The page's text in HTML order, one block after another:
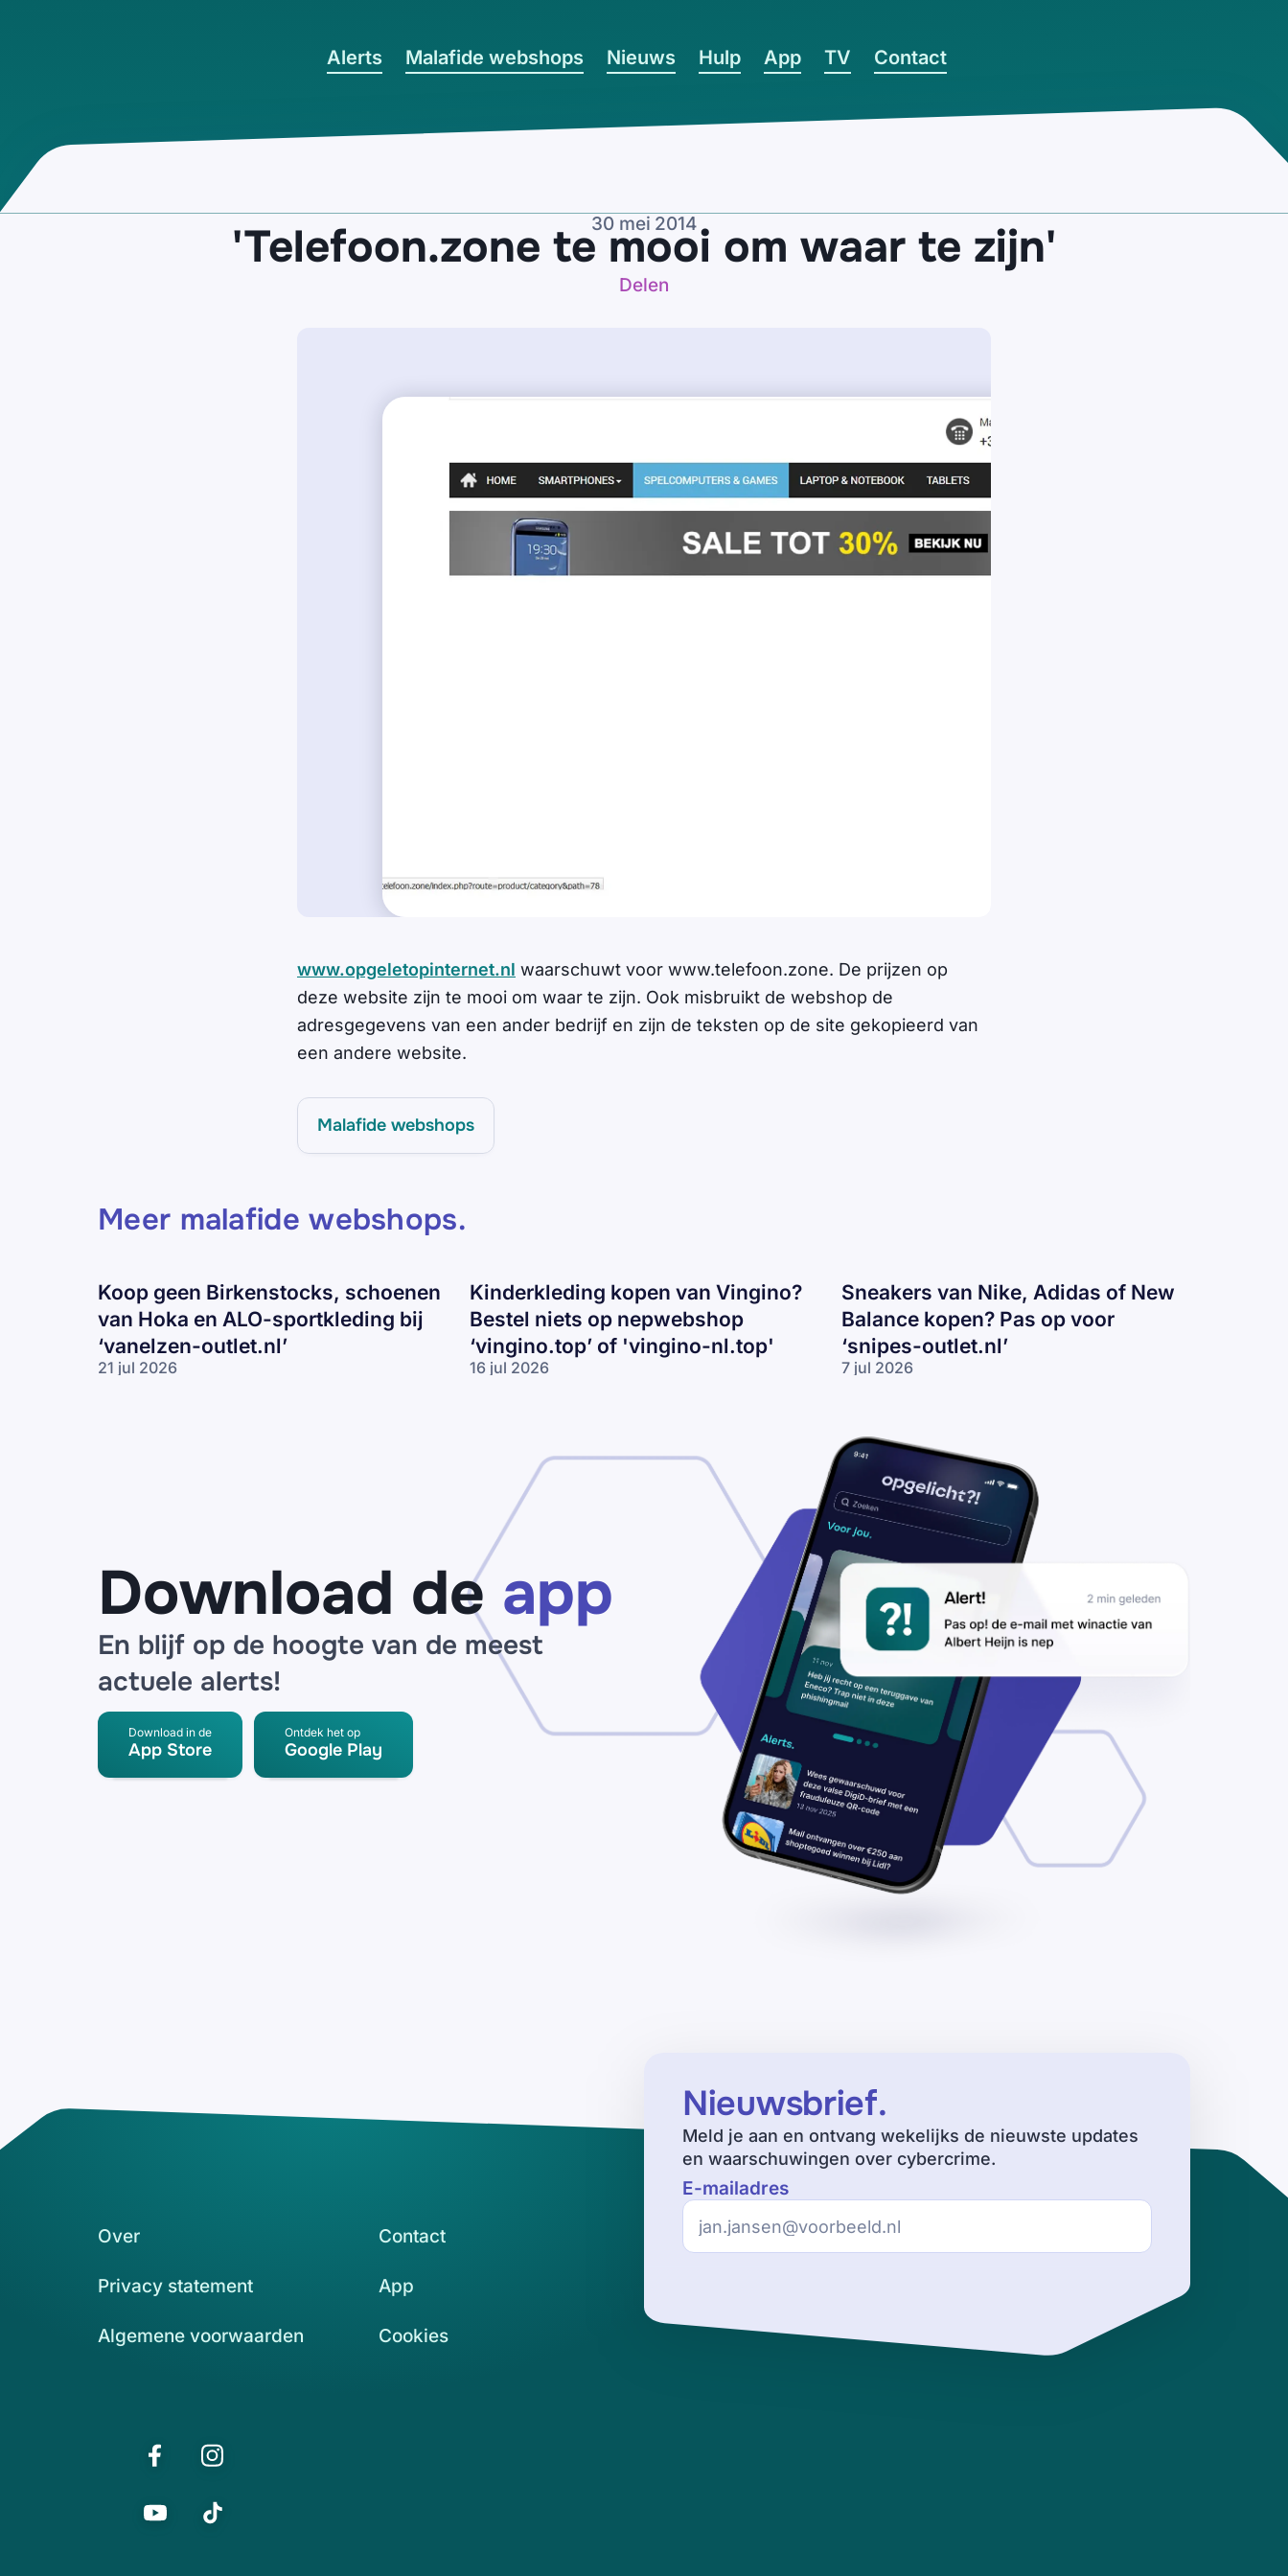
Alerts Malafide webshops Nieuws Hulp App TV Contact
30 mei 2014
'Telefoon.zone te mooi om waar te zijn'
Delen
www.opgeletopinternet.nl waarschuwt voor www.telefoon.zone. De prijzen op
deze website zijn te mooi om waar te zijn. Ook misbruikt de webshop de
adresgegevens van een ander bedrijf en zijn de teksten op de site gekopieerd van
een andere website.
Malafide webshops
Meer malafide webshops.
Koop geen Birkenstocks, schoenen
van Hoka en ALO-sportkleding bij
‘vanelzen-outlet.nl’
21 jul 2026
Kinderkleding kopen van Vingino?
Bestel niets op nepwebshop
‘vingino.top’ of 'vingino-nl.top'
16 jul 2026
nepwebshop
‘vingino.top’
of 'vingino-
nl.top'
Sneakers van Nike, Adidas of New
Balance kopen? Pas op voor
‘snipes-outlet.nl’
7 jul 2026
Adidas
of New
Balance
kopen?
Pas op
voor
‘snipes-
outlet.nl’
Download de app
En blijf op de hoogte van de meest
actuele alerts!
Download in de
App Store
Ontdek het op
Google Play
Nieuwsbrief.
Meld je aan en ontvang wekelijks de nieuwste updates
en waarschuwingen over cybercrime.
E-mailadres
Over Contact
Privacy statement App
Algemene voorwaarden Cookies